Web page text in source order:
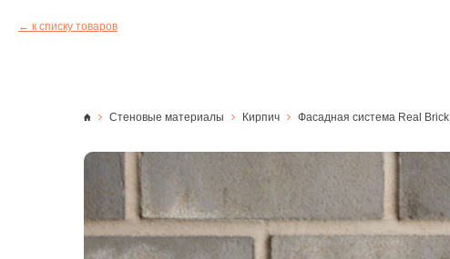
к списку товаров
Стеновые материалы Кирпич Фасадная система Real Brick